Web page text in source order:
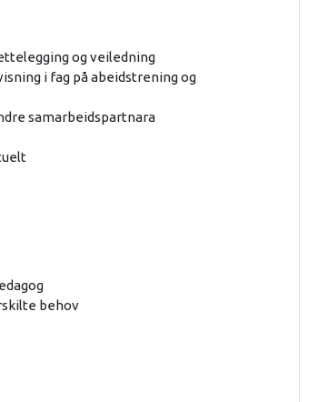
og veiledning
i fag på abeidstrening og
samarbeidspartnara
behov